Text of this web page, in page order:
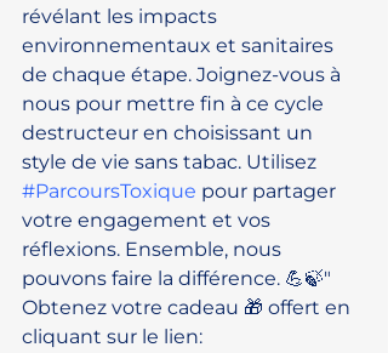
révélant les impacts
environnementaux et sanitaires
de chaque étape. Joignez-vous à
nous pour mettre fin à ce cycle
destructeur en choisissant un
style de vie sans tabac. Utilisez
#ParcoursToxique pour partager
votre engagement et vos
réflexions. Ensemble, nous
pouvons faire la différence. 💪🍃"
Obtenez votre cadeau 🎁 offert en
cliquant sur le lien: